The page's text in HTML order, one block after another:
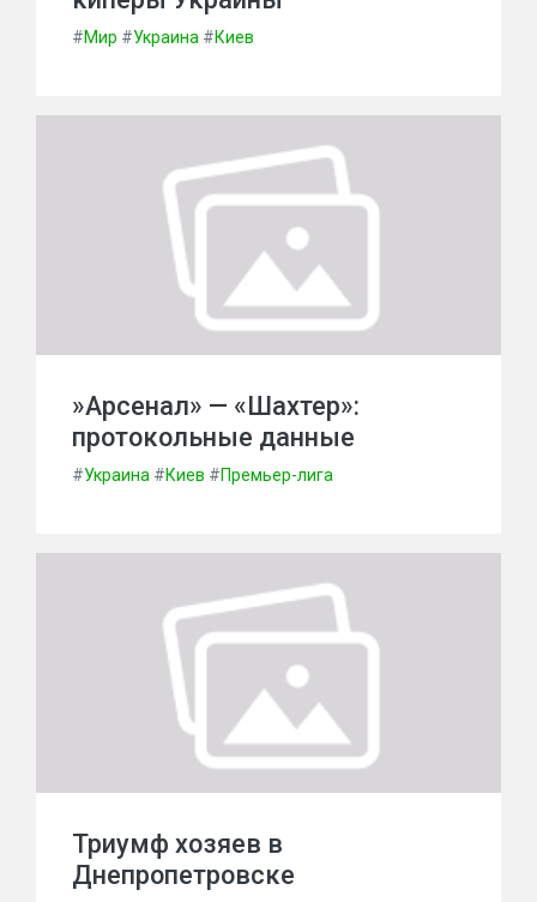
#Мир #Украина #Киев
»Арсенал» — «Шахтер»:
протокольные данные
#Украина #Киев #Премьер-лига
Триумф хозяев в
Днепропетровске